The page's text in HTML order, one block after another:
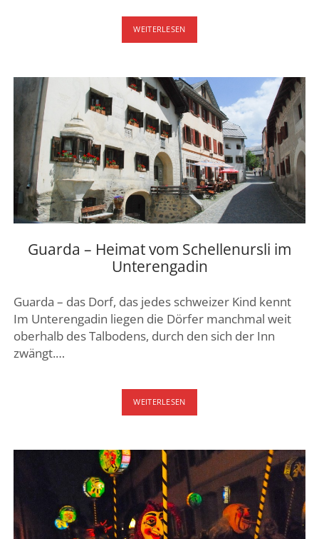
WEITERLESENSCHWINGEN
–
Guarda – Heimat vom Schellenursli im
Unterengadin
Guarda – das Dorf, das jedes schweizer Kind kennt
Im Unterengadin liegen die Dörfer manchmal weit
oberhalb des Talbodens, durch den sich der Inn
zwängt.…
WEITERLESENGUARDA
–
SCHELLENURSLI
IM
UNTERENGADIN